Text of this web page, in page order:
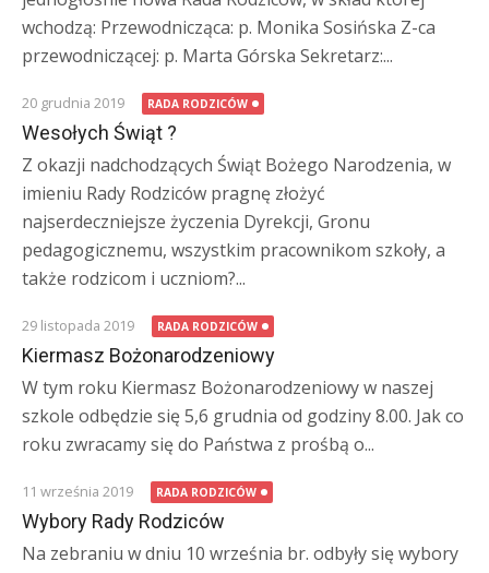
wchodzą: Przewodnicząca: p. Monika Sosińska Z-ca
przewodniczącej: p. Marta Górska Sekretarz:...
20 grudnia 2019 RADA RODZICÓW
Wesołych Świąt ?
Z okazji nadchodzących Świąt Bożego Narodzenia, w
imieniu Rady Rodziców pragnę złożyć
najserdeczniejsze życzenia Dyrekcji, Gronu
pedagogicznemu, wszystkim pracownikom szkoły, a
także rodzicom i uczniom?...
29 listopada 2019 RADA RODZICÓW
Kiermasz Bożonarodzeniowy
W tym roku Kiermasz Bożonarodzeniowy w naszej
szkole odbędzie się 5,6 grudnia od godziny 8.00. Jak co
roku zwracamy się do Państwa z prośbą o...
11 września 2019 RADA RODZICÓW
Wybory Rady Rodziców
Na zebraniu w dniu 10 września br. odbyły się wybory